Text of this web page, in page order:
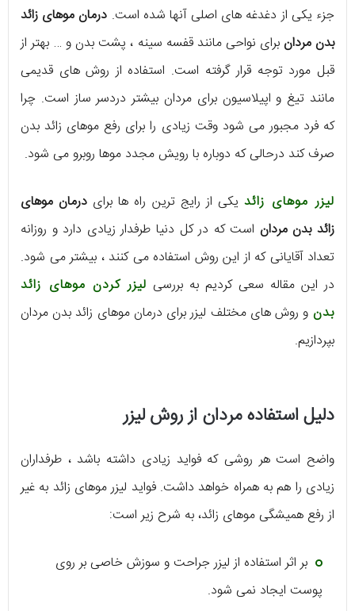
جزء یکی از دغدغه های اصلی آنها شده است. درمان موهای زائد
بدن مردان برای نواحی مانند قفسه سینه ، پشت بدن و … بهتر از
قبل مورد توجه قرار گرفته است. استفاده از روش های قدیمی
مانند تیغ و اپیلاسیون برای مردان بیشتر دردسر ساز است‌. چرا
که فرد مجبور می شود وقت زیادی را برای رفع موهای زائد بدن
صرف کند درحالی که دوباره با رویش مجدد موها روبرو می شود.
لیزر موهای زائد یکی از رایج ترین راه ها برای درمان موهای
زائد بدن مردان است که در کل دنیا طرفدار زیادی دارد و روزانه
تعداد آقایانی که از این روش استفاده می کنند ، بیشتر می شود.
در این مقاله سعی کردیم به بررسی لیزر کردن موهای زائد
بدن و روش های مختلف لیزر برای درمان موهای زائد بدن مردان
بپردازیم.
دلیل استفاده مردان از روش لیزر
واضح است هر روشی که فواید زیادی داشته باشد ، طرفداران
زیادی را هم به همراه خواهد داشت. فواید لیزر موهای زائد به غیر
از رفع همیشگی موهای زائد، به شرح زیر است:
بر اثر استفاده از لیزر جراحت و سوزش خاصی بر روی
پوست ایجاد نمی شود.